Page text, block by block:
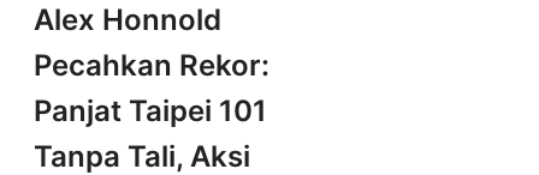
Alex Honnold
Pecahkan Rekor:
Panjat Taipei 101
Tanpa Tali, Aksi